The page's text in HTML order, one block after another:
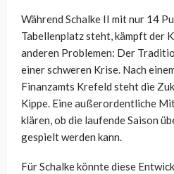
Während Schalke II mit nur 14
Tabellenplatz steht, kämpft der
anderen Problemen: Der
einer schweren Krise. Nach
Finanzamts Krefeld steht die
Kippe. Eine außerordentliche
klären, ob die laufende Saison
gespielt werden kann.
Für Schalke könnte diese